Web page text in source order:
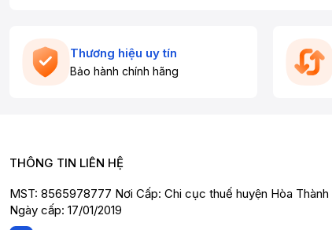
Thương hiệu uy tín
Bảo hành chính hãng
THÔNG TIN LIÊN HỆ
MST: 8565978777 Nơi Cấp: Chi cục thuế huyện Hòa Thành
Ngày cấp: 17/01/2019